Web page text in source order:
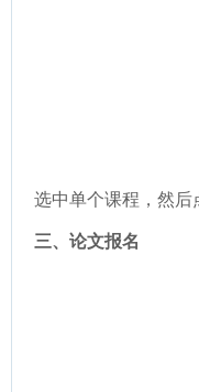
选中单个课程，然后
三、论文报名